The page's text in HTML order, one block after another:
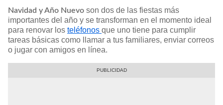
Navidad y Año Nuevo son dos de las fiestas más
importantes del año y se transforman en el momento ideal
para renovar los teléfonos que uno tiene para cumplir
tareas básicas como llamar a tus familiares, enviar correos
o jugar con amigos en línea.